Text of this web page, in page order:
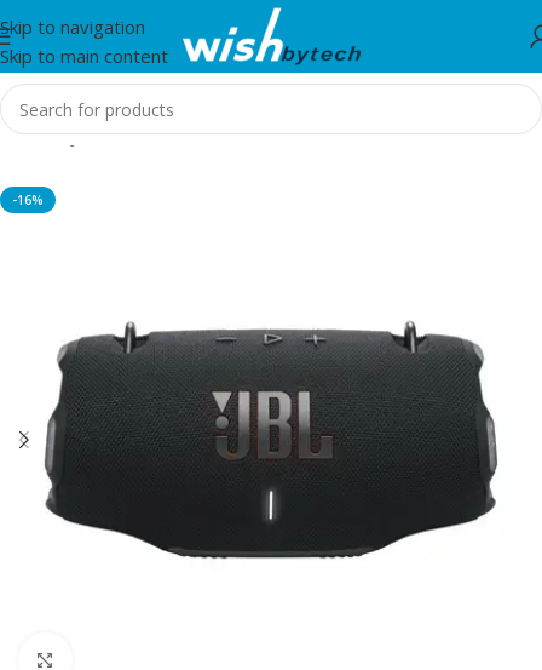
Skip to navigation
Skip to main content
Home/JBL
-16%